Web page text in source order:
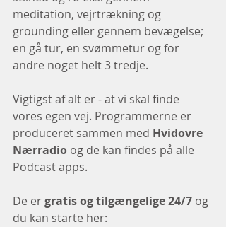
meditation, vejrtrækning og
grounding eller gennem bevægelse;
en gå tur, en svømmetur og for
andre noget helt 3 tredje.
Vigtigst af alt er - at vi skal finde
vores egen vej. Programmerne er
produceret sammen med Hvidovre
Nærradio og de kan findes på alle
Podcast apps.
De er gratis og tilgængelige 24/7 og
du kan starte her: